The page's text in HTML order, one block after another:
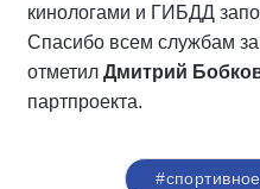
кинологами и ГИБДД
Спасибо всем службам
отметил Дмитрий
партпроекта.